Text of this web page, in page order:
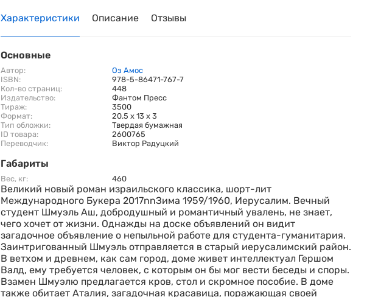
Характеристики Описание Отзывы
Основные
Автор:
Оз Амос
ISBN:
978-5-86471-767-7
Кол-во страниц:
448
Издательство:
Фантом Пресс
Тираж:
3500
Формат:
20.5 x 13 x 3
Тип обложки:
Твердая бумажная
ID товара:
2600765
Переводчик:
Виктор Радуцкий
Габариты
Вес, кг: 460
Великий новый роман израильского классика, шорт-лит
Международного Букера 2017nnЗима 1959/1960, Иерусалим. Вечный
студент Шмуэль Аш, добродушный и романтичный увалень, не знает,
чего хочет от жизни. Однажды на доске объявлений он видит
загадочное объявление о непыльной работе для студента-гуманитария.
Заинтригованный Шмуэль отправляется в старый иерусалимский район.
В ветхом и древнем, как сам город, доме живет интеллектуал Гершом
Валд, ему требуется человек, с которым он бы мог вести беседы и споры.
Взамен Шмуэлю предлагается кров, стол и скромное пособие. В доме
также обитает Аталия, загадочная красавица, поражающая своей